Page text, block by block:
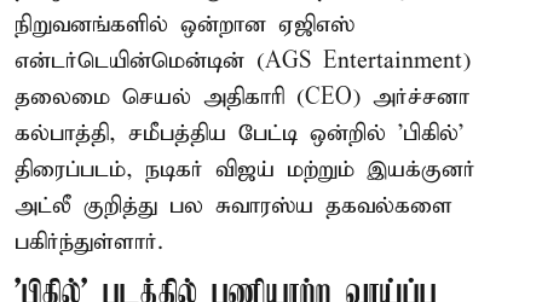
நிறுவனங்களில் ஒன்றான ஏஜிஎஸ்
என்டர்டெயின்மென்டின் (AGS Entertainment)
தலைமை செயல் அதிகாரி (CEO) அர்ச்சனா
கல்பாத்தி, சமீபத்திய பேட்டி ஒன்றில் 'பிகில்'
திரைப்படம், நடிகர் விஜய் மற்றும் இயக்குனர்
அட்லீ குறித்து பல சுவாரஸ்ய தகவல்களை
பகிர்ந்துள்ளார்.
'பிகில்' படத்தில் பணியாற்ற வாய்ப்பு